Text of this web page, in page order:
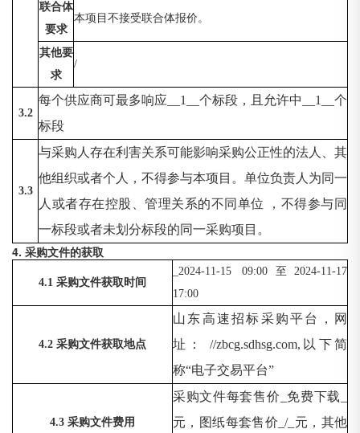
联合体
要求
本项目不接受联合体报价。
其他要
求
/
3.2
每个供应商可最多响应 __1__个标段，且允许中__1__个
标段
3.3
与采购人存在利害关系可能影响采购公正性的法人、其
他组织或者个人，不得参与本项目。单位负责人为同一
人或者存在控股、管理关系的不同单位
，不得参与同
一标段或者未划分标段的同一采购项目。
4. 采购文件的获取
4.1 采购文件获取时间
_2024-11-15 09:00至2024-11-17
17:00
4.2 采购文件获取地点
山东高速招标采购平台，网
址：
//zbcg.sdhsg.com,以下简
称“电子交易平台”
4.3 采购文件费用
采购文件每套售价 _免费下载_
元，图纸每套售价_/_元，其他